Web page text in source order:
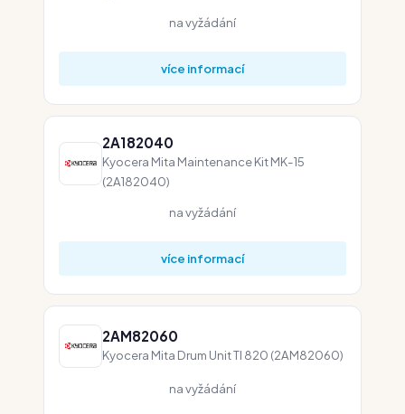
na vyžádání
více informací
2A182040
Kyocera Mita Maintenance Kit MK-15
(2A182040)
na vyžádání
více informací
2AM82060
Kyocera Mita Drum Unit TI 820 (2AM82060)
na vyžádání